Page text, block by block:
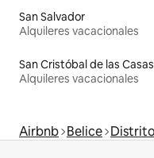
San Salvador
Alquileres vacacionales
San Cristóbal de las Casas
Alquileres vacacionales
Airbnb Belice